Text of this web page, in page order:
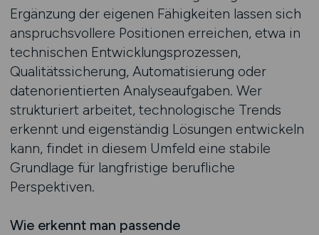
Ergänzung der eigenen Fähigkeiten lassen sich
anspruchsvollere Positionen erreichen, etwa in
technischen Entwicklungsprozessen,
Qualitätssicherung, Automatisierung oder
datenorientierten Analyseaufgaben. Wer
strukturiert arbeitet, technologische Trends
erkennt und eigenständig Lösungen entwickeln
kann, findet in diesem Umfeld eine stabile
Grundlage für langfristige berufliche
Perspektiven.
Wie erkennt man passende